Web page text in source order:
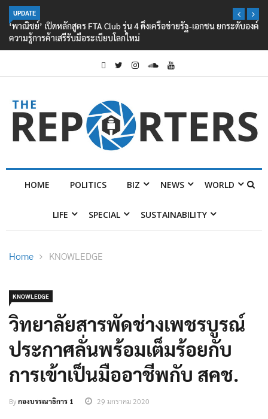
UPDATE
‘พาณิชย์’ เปิดหลักสูตร FTA Club รุ่น 4 ดึงเครือข่ายรัฐ-เอกชน ยกระดับองค์
ความรู้การค้าเสรีรับมือระเบียบโลกใหม่
HOME POLITICS BIZ NEWS WORLD
LIFE SPECIAL SUSTAINABILITY
Home KNOWLEDGE
KNOWLEDGE
วิทยาลัยสารพัดช่างเพชรบูรณ์
ประกาศลั่นพร้อมเต็มร้อยกับ
การเข้าเป็นมืออาชีพกับ สคช.
Byกองบรรณาธิการ 1 29 มกราคม 2020